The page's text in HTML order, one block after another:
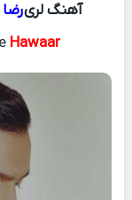
آهنگ لری
Hawaar